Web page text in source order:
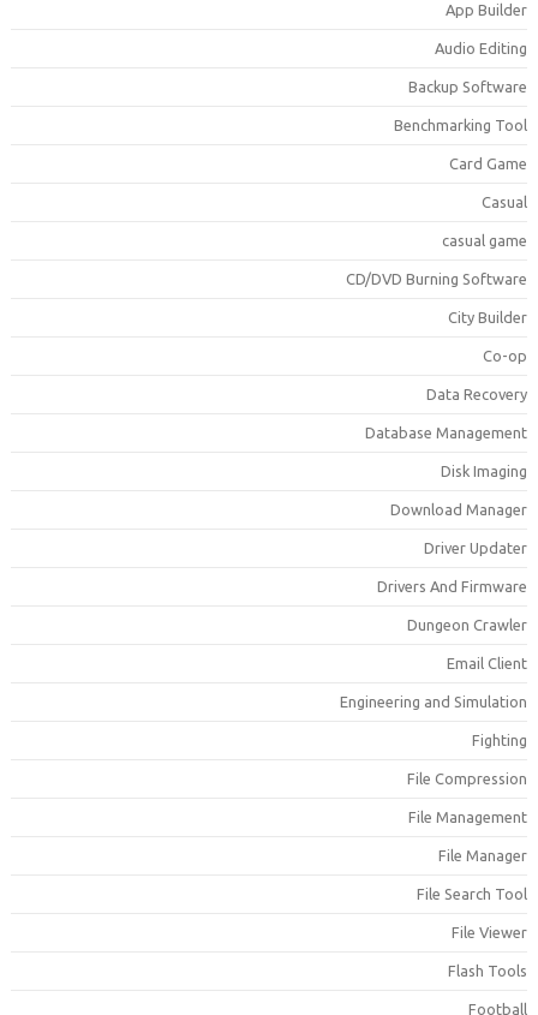
App
Audio
Backup
Benchmarking
Card
casual
CD/DVD Burning
City
Co-
Data
Database
Disk
Download
Driver
Drivers And
Dungeon
Email
Engineering and
File
File
File
File Search
File
Flash